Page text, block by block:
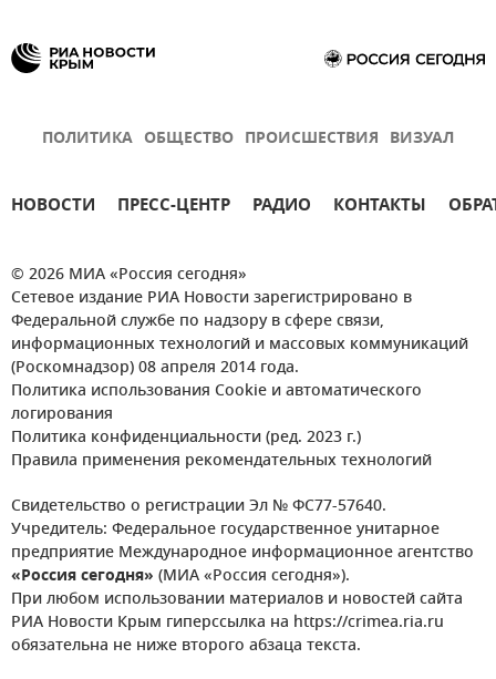
ПОЛИТИКА ОБЩЕСТВО ПРОИСШЕСТВИЯ ВИЗУАЛ
НОВОСТИ ПРЕСС-ЦЕНТР РАДИО КОНТАКТЫ
© 2026 МИА «Россия сегодня»
Сетевое издание РИА Новости зарегистрировано в
Федеральной службе по надзору в сфере связи,
информационных технологий и массовых коммуникаций
(Роскомнадзор) 08 апреля 2014 года.
Политика использования Cookie и автоматического
логирования
Политика конфиденциальности (ред. 2023 г.)
Правила применения рекомендательных технологий
Свидетельство о регистрации Эл № ФС77-57640.
Учредитель: Федеральное государственное унитарное
предприятие Международное информационное агентство
«Россия сегодня» (МИА «Россия сегодня»).
При любом использовании материалов и новостей сайта
РИА Новости Крым гиперссылка на https://crimea.ria.ru
обязательна не ниже второго абзаца текста.